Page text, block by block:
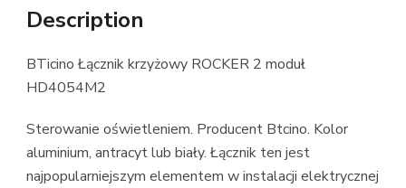
Description
BTicino Łącznik krzyżowy ROCKER 2 moduł
HD4054M2
Sterowanie oświetleniem. Producent Btcino. Kolor
aluminium, antracyt lub biały. Łącznik ten jest
najpopularniejszym elementem w instalacji elektrycznej